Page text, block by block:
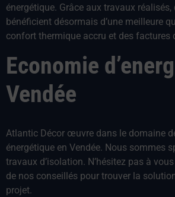
énergétique. Grâce aux travaux réalisés,
bénéficient désormais d’une meilleure
confort thermique accru et des factures
Economie
Vendée
Atlantic Décor œuvre dans le domaine
énergétique en Vendée. Nous sommes
travaux d’isolation. N’hésitez pas à
de nos conseillés pour trouver la
projet.